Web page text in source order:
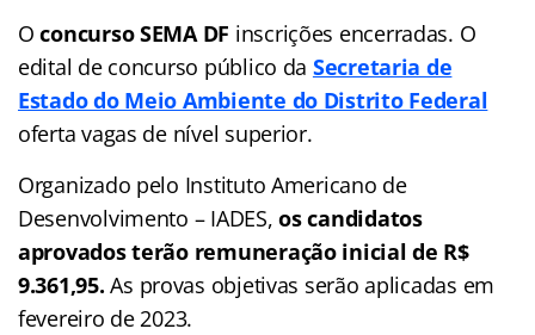
Oconcurso SEMA DF inscrições encerradas. O
edital de concurso público da Secretaria de
Estado do Meio Ambiente do Distrito Federal
oferta vagas de nível superior.
Organizado pelo Instituto Americano de
Desenvolvimento – IADES,os candidatos
aprovados terão remuneração inicial de R$
9.361,95.As provas objetivas serão aplicadas em
fevereiro de 2023.